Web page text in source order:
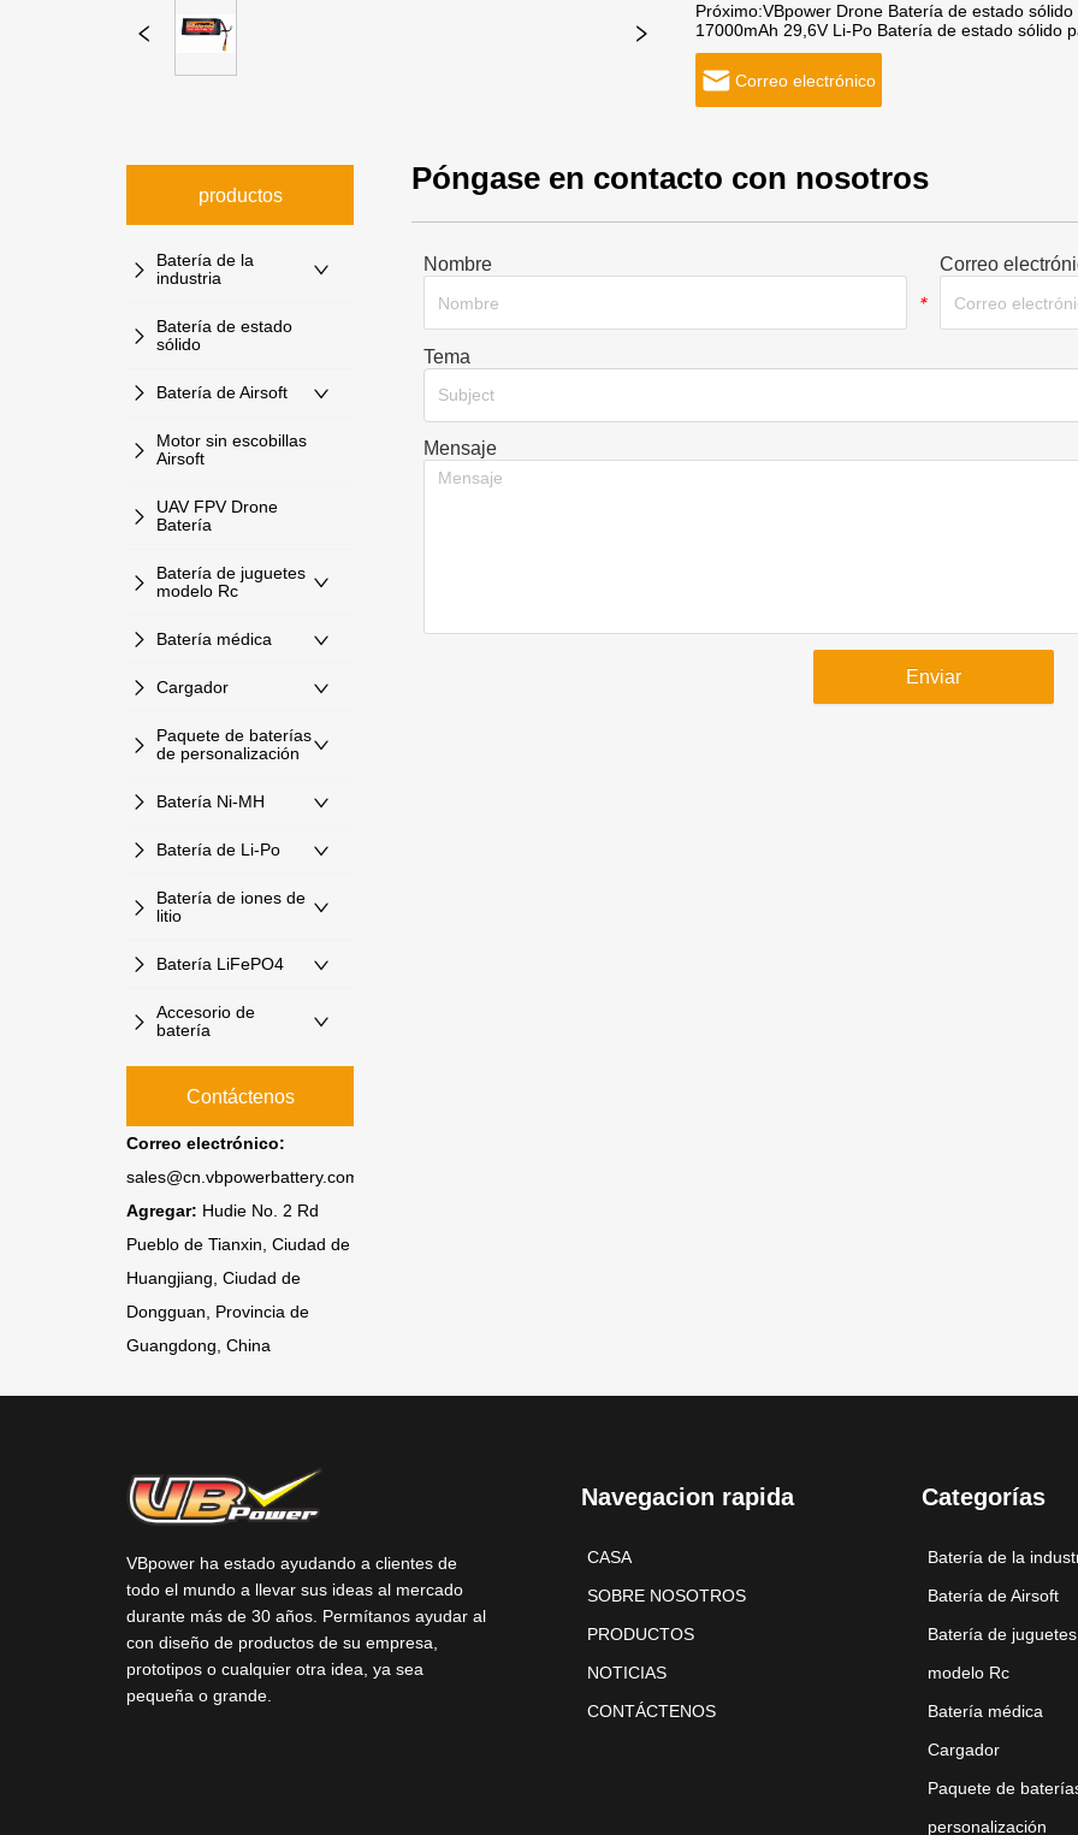
Próximo:VBpower Drone Batería de estado
17000mAh 29,6V Li-Po Batería de estado sólido
Correo electrónico
productos
Batería de la
industria
Batería de estado
sólido
Batería de Airsoft
Motor sin escobillas
Airsoft
UAV FPV Drone
Batería
Batería de juguetes
modelo Rc
Batería médica
Cargador
Paquete de baterías
de personalización
Batería Ni-MH
Batería de Li-Po
Batería de iones de
litio
Batería LiFePO4
Accesorio de
batería
Contáctenos
Correo electrónico:
sales@cn.vbpowerbattery.com
Agregar: Hudie No. 2 Rd
Pueblo de Tianxin, Ciudad de
Huangjiang, Ciudad de
Dongguan, Provincia de
Guangdong, China
Póngase en contacto con nosotros
Nombre
*
Correo
Tema
Subject
Mensaje
Enviar
VBpower ha estado ayudando a clientes de
todo el mundo a llevar sus ideas al mercado
durante más de 30 años. Permítanos ayudar al
con diseño de productos de su empresa,
prototipos o cualquier otra idea, ya sea
pequeña o grande.
Navegacion rapida
CASA
SOBRE NOSOTROS
PRODUCTOS
NOTICIAS
CONTÁCTENOS
Categorías
Batería de la
Batería de Airsoft
Batería de juguetes
modelo Rc
Batería médica
Cargador
Paquete de
personalización